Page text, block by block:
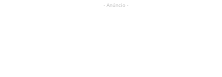
- Anúncio -